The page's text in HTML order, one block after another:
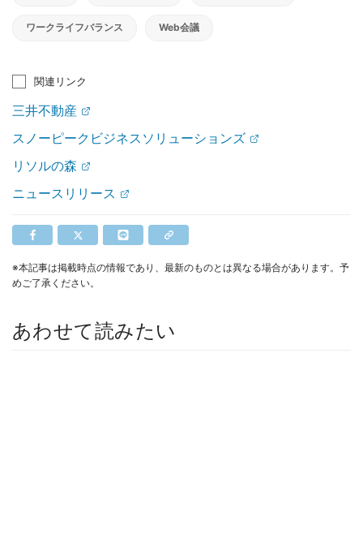
ワークライフバランス Web会議
関連リンク
三井不動産
スノーピークビジネスソリューションズ
リソルの森
ニュースリリース
※本記事は掲載時点の情報であり、最新のものとは異なる場合があります。予
めご了承ください。
あわせて読みたい